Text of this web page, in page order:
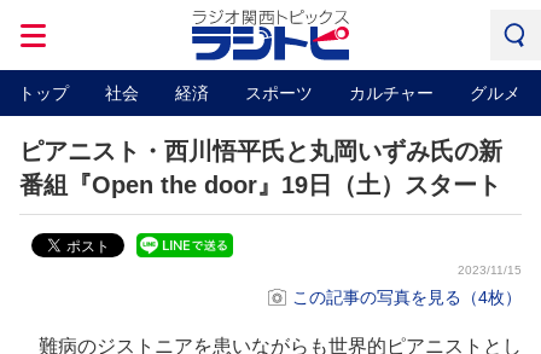
トップ 社会 経済 スポーツ カルチャー グルメ
ピアニスト・西川悟平氏と丸岡いずみ氏の新
番組『Open the door』19日（土）スタート
2023/11/15
この記事の写真を見る（4枚）
難病のジストニアを患いながらも世界的ピアニストとし